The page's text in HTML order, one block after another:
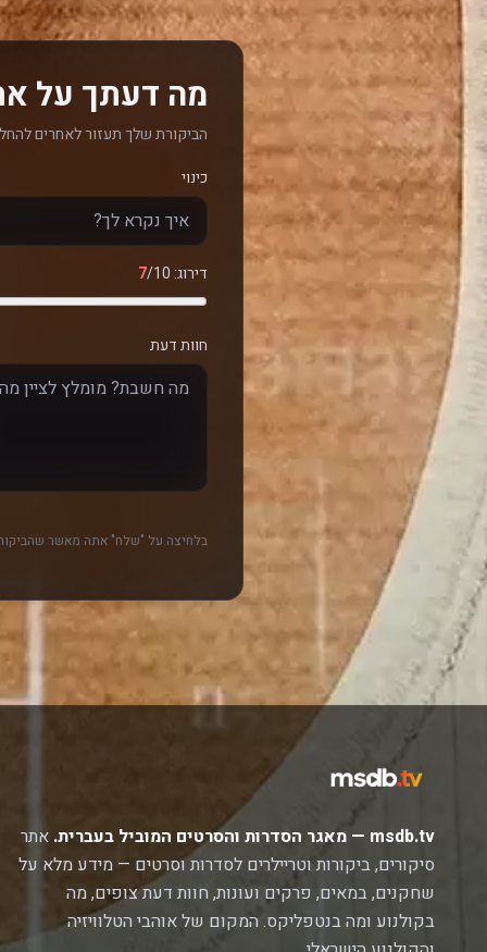
מה דעתך על
הביקורת שלך תעזור לאחרים
כינוי
דירוג: 7/10
חוות דעת
בלחיצה על "שלח" אתה מאשר
msdb.tv — מאגר הסדרות והסרטים המוביל בעברית.
אתר
סיקורים, ביקורות וטריילרים לסדרות וסרטים — מידע מלא על
שחקנים, במאים, פרקים ועונות, חוות דעת צופים, מה
בקולנוע ומה בנטפליקס. המקום של אוהבי הטלוויזיה